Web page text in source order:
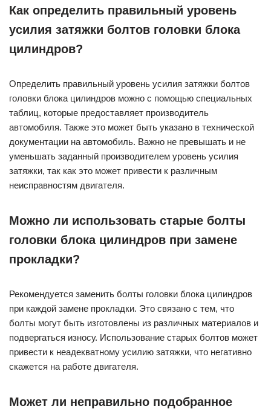
Как определить правильный уровень
усилия затяжки болтов головки блока
цилиндров?
Определить правильный уровень усилия затяжки болтов
головки блока цилиндров можно с помощью специальных
таблиц, которые предоставляет производитель
автомобиля. Также это может быть указано в технической
документации на автомобиль. Важно не превышать и не
уменьшать заданный производителем уровень усилия
затяжки, так как это может привести к различным
неисправностям двигателя.
Можно ли использовать старые болты
головки блока цилиндров при замене
прокладки?
Рекомендуется заменить болты головки блока цилиндров
при каждой замене прокладки. Это связано с тем, что
болты могут быть изготовлены из различных материалов и
подвергаться износу. Использование старых болтов может
привести к неадекватному усилию затяжки, что негативно
скажется на работе двигателя.
Может ли неправильно подобранное